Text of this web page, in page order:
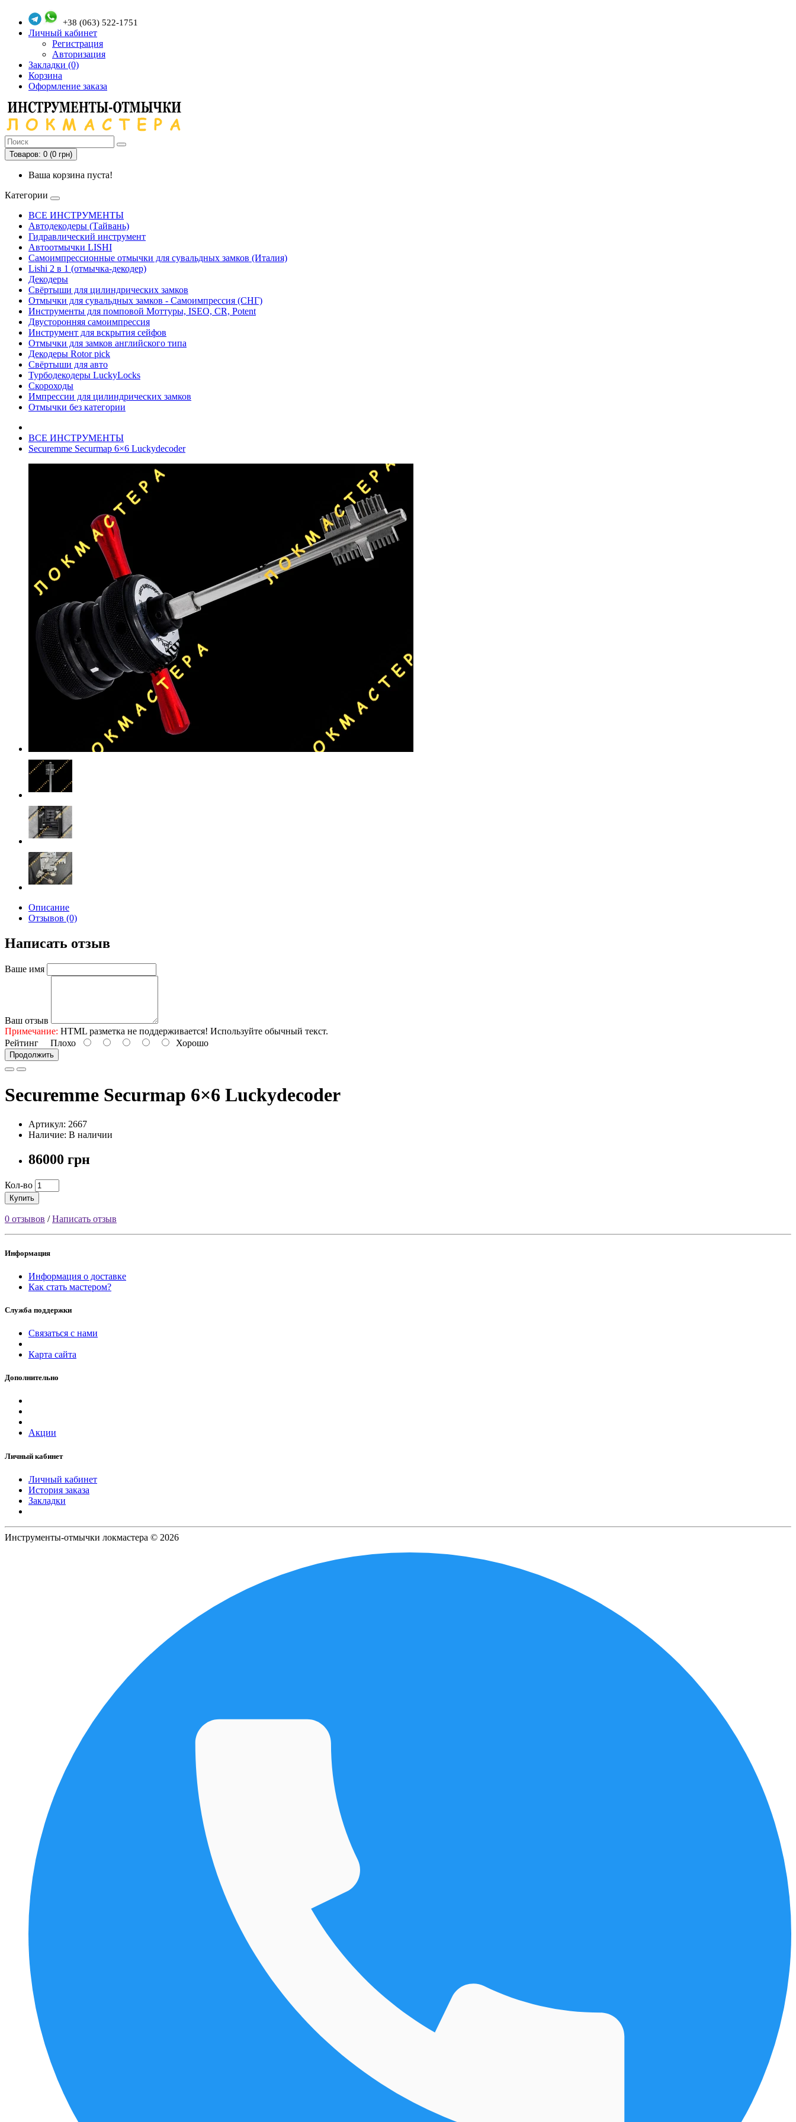
+38 (063) 522-1751
Личный кабинет
Регистрация
Авторизация
Закладки (0)
Корзина
Оформление заказа
Товаров: 0 (0 грн)
Ваша корзина пуста!
Категории
ВСЕ ИНСТРУМЕНТЫ
Автодекодеры (Тайвань)
Гидравлический инструмент
Автоотмычки LISHI
Самоимпрессионные отмычки для сувальдных замков (Италия)
Lishi 2 в 1 (отмычка-декодер)
Декодеры
Свёртыши для цилиндрических замков
Отмычки для сувальдных замков - Самоимпрессия (СНГ)
Инструменты для помповой Моттуры, ISEO, CR, Potent
Двусторонняя самоимпрессия
Инструмент для вскрытия сейфов
Отмычки для замков английского типа
Декодеры Rotor pick
Свёртыши для авто
Турбодекодеры LuckyLocks
Скороходы
Импрессии для цилиндрических замков
Отмычки без категории
ВСЕ ИНСТРУМЕНТЫ
Securemme Securmap 6×6 Luckydecoder
Описание
Отзывов (0)
Написать отзыв
Ваше имя
Ваш отзыв
Примечание: HTML разметка не поддерживается! Используйте обычный текст.
Рейтинг Плохо Хорошо
Продолжить
Securemme Securmap 6×6 Luckydecoder
Артикул: 2667
Наличие: В наличии
86000 грн
Кол-во
Купить
0 отзывов /Написать отзыв
Информация
Информация о доставке
Как стать мастером?
Служба поддержки
Связаться с нами
Карта сайта
Дополнительно
Акции
Личный кабинет
Личный кабинет
История заказа
Закладки
Инструменты-отмычки локмастера © 2026